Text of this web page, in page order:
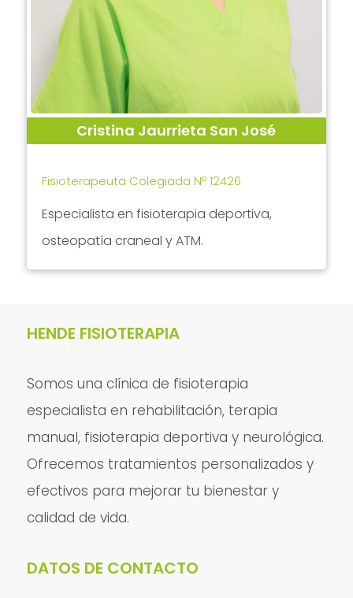
Cristina Jaurrieta San José
Fisioterapeuta Colegiada Nº 12426
Especialista en fisioterapia deportiva,
osteopatía craneal y ATM.
HENDE FISIOTERAPIA
Somos una clínica de fisioterapia
especialista en rehabilitación, terapia
manual, fisioterapia deportiva y neurológica.
Ofrecemos tratamientos personalizados y
efectivos para mejorar tu bienestar y
calidad de vida.
DATOS DE CONTACTO